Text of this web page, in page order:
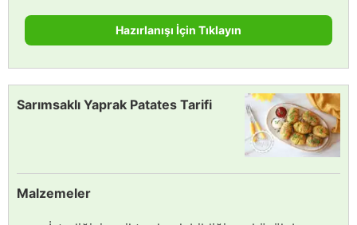
Hazırlanışı İçin Tıklayın
Sarımsaklı Yaprak Patates Tarifi
Malzemeler